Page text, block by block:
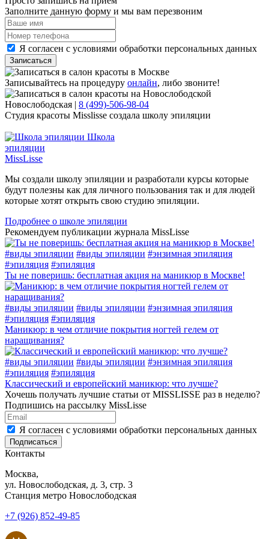
Заполните данную форму и мы вам перезвоним
Я согласен с условиями обработки персональных данных
Записаться
Записывайтесь на процедуру онлайн, либо звоните!
Новослободская | 8 (499)-506-98-04
Студия красоты Misslisse создала школу эпиляции
Школа
эпиляции
MissLisse
Мы создали школу эпиляции и разработали курсы которые
будут полезны как для личного пользования так и для людей
которые хотят открыть свою студию эпиляции.
Подробнее о школе эпиляции
Рекомендуем публикации журнала MissLisse
#виды эпиляции #виды эпиляции #энзимная эпиляция
#эпиляция #эпиляция
Ты не поверишь: бесплатная акция на маникюр в Москве!
#виды эпиляции #виды эпиляции #энзимная эпиляция
#эпиляция #эпиляция
Маникюр: в чем отличие покрытия ногтей гелем от
наращивания?
#виды эпиляции #виды эпиляции #энзимная эпиляция
#эпиляция #эпиляция
Классический и европейский маникюр: что лучше?
Хочешь получать лучшие статьи от MISSLISSE раз в неделю?
Подпишись на рассылку MissLisse
Я согласен с условиями обработки персональных данных
Подписаться
Контакты
Москва,
ул. Новослободская, д. 3, стр. 3
Станция метро Новослободская
+7 (926) 852-49-85